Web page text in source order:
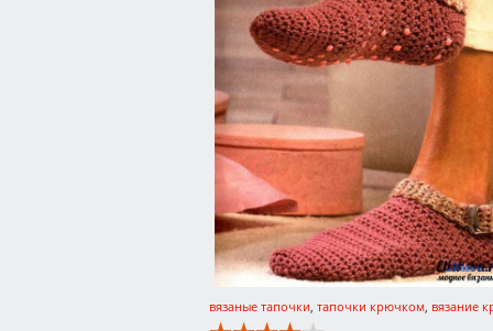
вязаные тапочки тапочки крючком вязание